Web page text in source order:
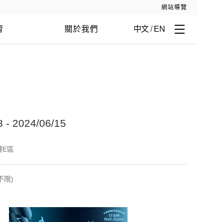
網站導覽
關於我們 中文 / EN
- 2024/06/15
E區
限)